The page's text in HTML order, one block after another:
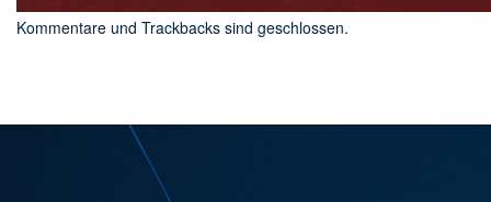
Kommentare und Trackbacks sind geschlossen.